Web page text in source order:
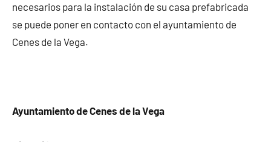
necesarios para la instalación de su casa prefabricada
se puede poner en contacto con el ayuntamiento de
Cenes de la Vega.
Ayuntamiento de Cenes de la Vega